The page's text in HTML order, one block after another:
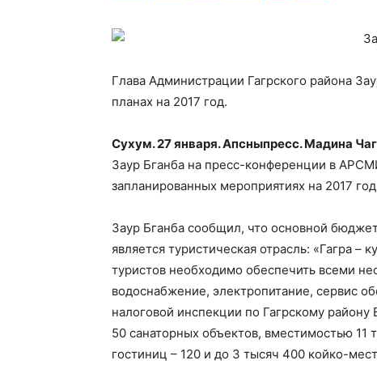
Глава Администрации Гагрского района
планах на 2017 год.
Сухум. 27 января. Апсныпресс. Мадина
Заур Бганба на пресс-конференции в
запланированных мероприятиях на 2017
Заур Бганба сообщил, что основной
является туристическая отрасль: «Гагра
туристов необходимо обеспечить всеми
водоснабжение, электропитание, сервис
налоговой инспекции по Гагрскому
50 санаторных объектов, вместимостью
гостиниц – 120 и до 3 тысяч 400 койко-